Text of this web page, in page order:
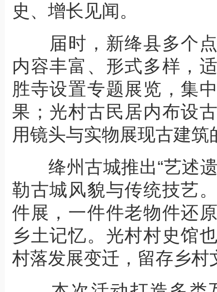
史、增长见闻。
届时，新绛县多个点
内容丰富、形式多样，
胜寺设置专题展览，集
果；光村古民居内布设
用镜头与实物展现古建筑
绛州古城推出“艺述遗
勒古城风貌与传统技艺
件展，一件件老物件还
乡土记忆。光村村史馆
村落发展变迁，留存乡村